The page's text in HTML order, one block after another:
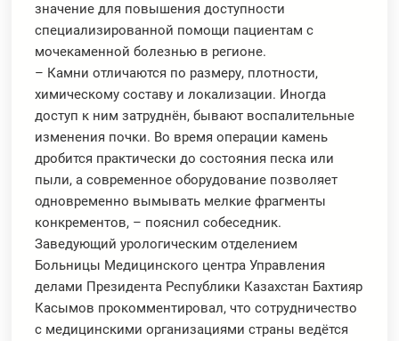
значение для повышения доступности
специализированной помощи пациентам с
мочекаменной болезнью в регионе.
– Камни отличаются по размеру, плотности,
химическому составу и локализации. Иногда
доступ к ним затруднён, бывают воспалительные
изменения почки. Во время операции камень
дробится практически до состояния песка или
пыли, а современное оборудование позволяет
одновременно вымывать мелкие фрагменты
конкрементов, – пояснил собеседник.
Заведующий урологическим отделением
Больницы Медицинского центра Управления
делами Президента Республики Казахстан Бахтияр
Касымов прокомментировал, что сотрудничество
с медицинскими организациями страны ведётся